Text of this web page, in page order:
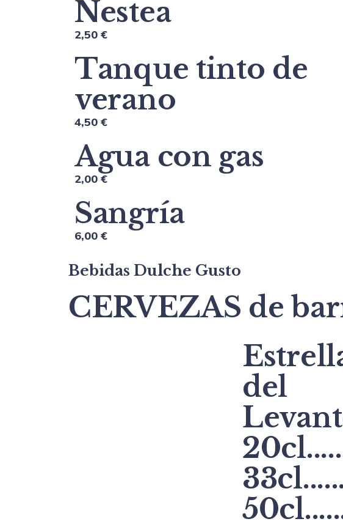
Nestea
2,50 €
Tanque tinto de
verano
4,50 €
Agua con gas
2,00 €
Sangría
6,00 €
Bebidas Dulche Gusto
CERVEZAS de
del